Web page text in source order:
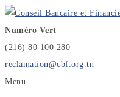
Numéro Vert
(216) 80 100 280
reclamation@cbf.org.tn
Menu